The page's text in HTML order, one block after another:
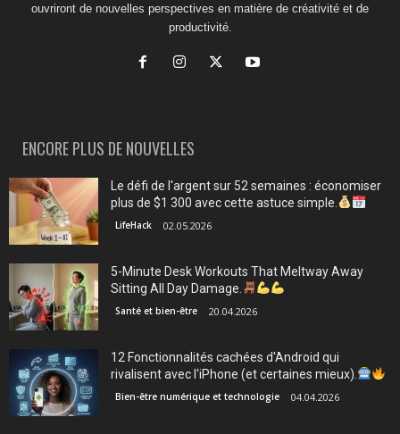
ouvriront de nouvelles perspectives en matière de créativité et de
productivité.
ENCORE PLUS DE NOUVELLES
Le défi de l'argent sur 52 semaines : économiser
plus de $1 300 avec cette astuce simple.
LifeHack 02.05.2026
5-Minute Desk Workouts That Meltway Away
Sitting All Day Damage.
Santé et bien-être 20.04.2026
12 Fonctionnalités cachées d'Android qui
rivalisent avec l'iPhone (et certaines mieux).
Bien-être numérique et technologie 04.04.2026